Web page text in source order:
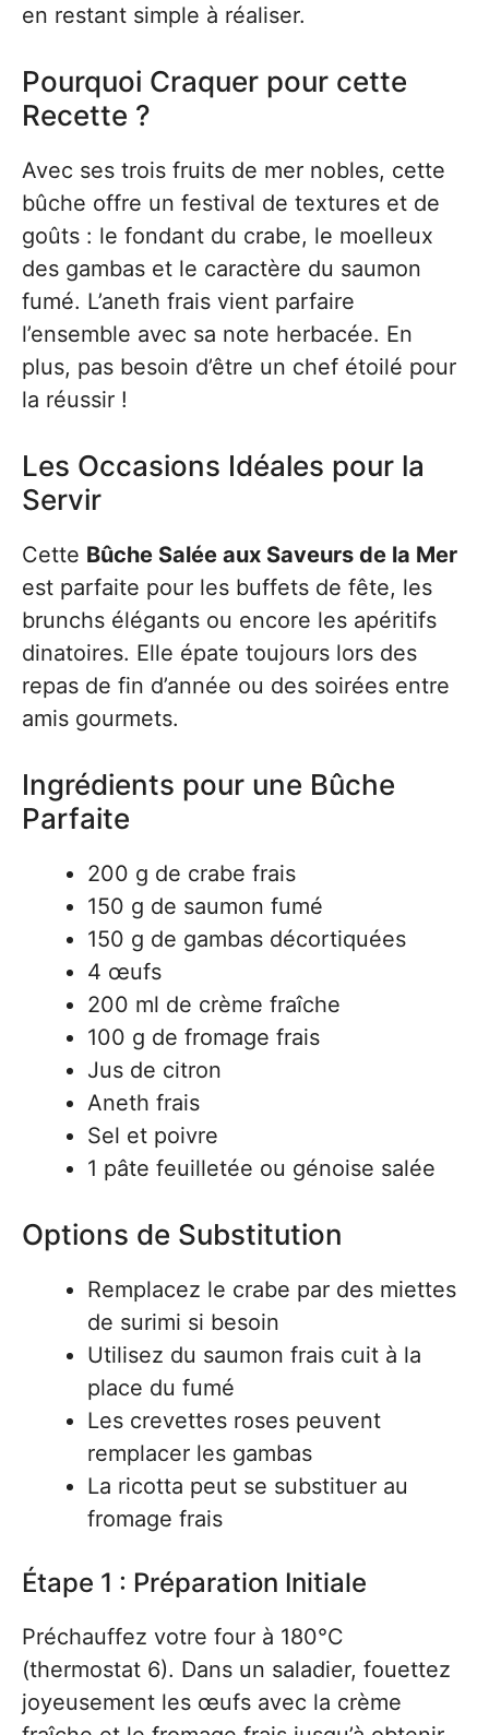
en restant simple à réaliser.
Pourquoi Craquer pour cette
Recette ?
Avec ses trois fruits de mer nobles, cette
bûche offre un festival de textures et de
goûts : le fondant du crabe, le moelleux
des gambas et le caractère du saumon
fumé. L’aneth frais vient parfaire
l’ensemble avec sa note herbacée. En
plus, pas besoin d’être un chef étoilé pour
la réussir !
Les Occasions Idéales pour la
Servir
Cette Bûche Salée aux Saveurs de la Mer
est parfaite pour les buffets de fête, les
brunchs élégants ou encore les apéritifs
dinatoires. Elle épate toujours lors des
repas de fin d’année ou des soirées entre
amis gourmets.
Ingrédients pour une Bûche
Parfaite
200 g de crabe frais
150 g de saumon fumé
150 g de gambas décortiquées
4 œufs
200 ml de crème fraîche
100 g de fromage frais
Jus de citron
Aneth frais
Sel et poivre
1 pâte feuilletée ou génoise salée
Options de Substitution
Remplacez le crabe par des miettes
de surimi si besoin
Utilisez du saumon frais cuit à la
place du fumé
Les crevettes roses peuvent
remplacer les gambas
La ricotta peut se substituer au
fromage frais
Étape 1 : Préparation Initiale
Préchauffez votre four à 180°C
(thermostat 6). Dans un saladier, fouettez
joyeusement les œufs avec la crème